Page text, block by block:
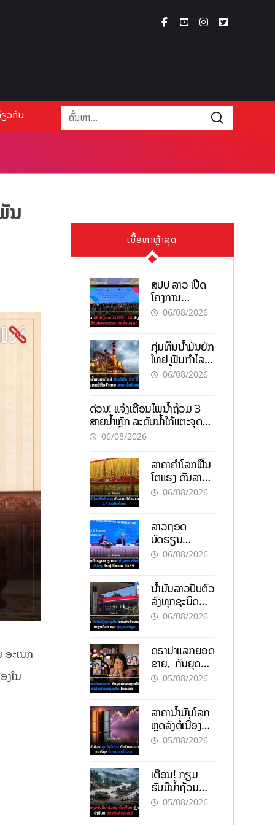
ວກັບ
ນ
ະເນກ
ງໃນ
ເນື້ອຫາຫຼ້າສຸດ
ສປປ ລາວ ເປີດ
ໂຄງການ
ALERT-LAO
ລະບາດທົ່ວ
ປະເທດ
06/08/2026
ກຸ່ມທຶນນ້ຳມັນຍັກ
ໃຫຍ່ ຟັນກຳໄລ
93 ຕື້ໂດລາ
ນໍ້າມັນແພງ
06/08/2026
ດ່ວນ! ແຈ້ງເຕືອນໄພນໍ້າຖ້ວມ 3
ສາຍນໍ້າຫຼັກ ລະດັບນໍ້າໃກ້ແຕະຈຸດ
ອັນຕະລາຍ
06/08/2026
ລາຄາຄຳໂລກຟື້ນ
ໂຕແຮງ ດັນລາຄາ
ຄຳໃນລາວທະລຸ
06/08/2026
ລາວຖອດ
ບົດຮຽນ
ຫວຽດນາມ ສ້າງ
ເປົ້າໝາຍ 2035
06/08/2026
ນໍ້າມັນລາວປັບຕົວ
ລົງທຸກຊະນິດ
ຕອບຮັບສັນຍານ
ແຄບຮໍມູສ
06/08/2026
ດຣາມ່າແລກຍອດ
ຂາຍ, ກົນຍຸດ
ການຕະຫຼາດສີ
ໄລຍະຍາວ
05/08/2026
ລາຄານ້ຳມັນໂລກ
ຫຼຸດລົງຕໍ່ເນື່ອງ
ຮັບສັນຍານບວກ
ລາວ
05/08/2026
ເຕືອນ! ກຽມ
ຮັບມືນໍ້າຖ້ວມ
ກະທັນຫັນ-ດິນ
05/08/2026